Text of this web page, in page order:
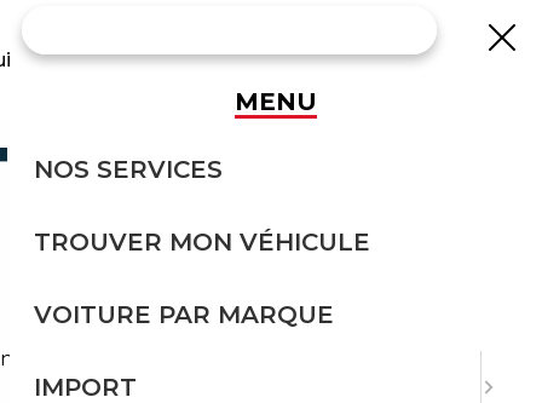
DE
dès maintenant nos spécialistes !
MENU
NOS SERVICES
TROUVER MON VÉHICULE
VOITURE PAR MARQUE
IMPORT